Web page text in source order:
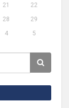
21
22
28
29
4 5